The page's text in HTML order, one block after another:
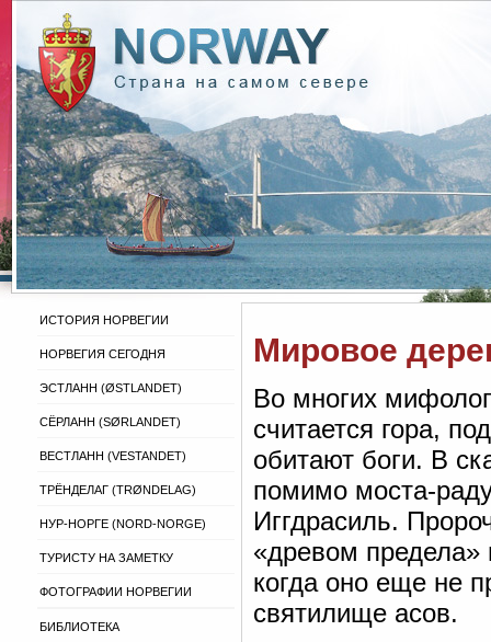
ИСТОРИЯ НОРВЕГИИ
НОРВЕГИЯ СЕГОДНЯ
ЭСТЛАНН (ØSTLANDET)
СЁРЛАНН (SØRLANDET)
ВЕСТЛАНН (VESTANDET)
ТРЁНДЕЛАГ (TRØNDELAG)
НУР-НОРГЕ (NORD-NORGE)
ТУРИСТУ НА ЗАМЕТКУ
ФОТОГРАФИИ НОРВЕГИИ
БИБЛИОТЕКА
Мировое
Во многих
считается гора,
обитают боги. В
помимо моста-
Иггдрасиль.
«древом предела»
когда оно еще не
святилище асов.